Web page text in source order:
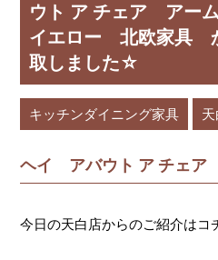
ウト ア チェア アー
イエロー 北欧家具
取しました☆
キッチンダイニング家具
ヘイ アバウト ア チェア
今日の天白店からのご紹介は